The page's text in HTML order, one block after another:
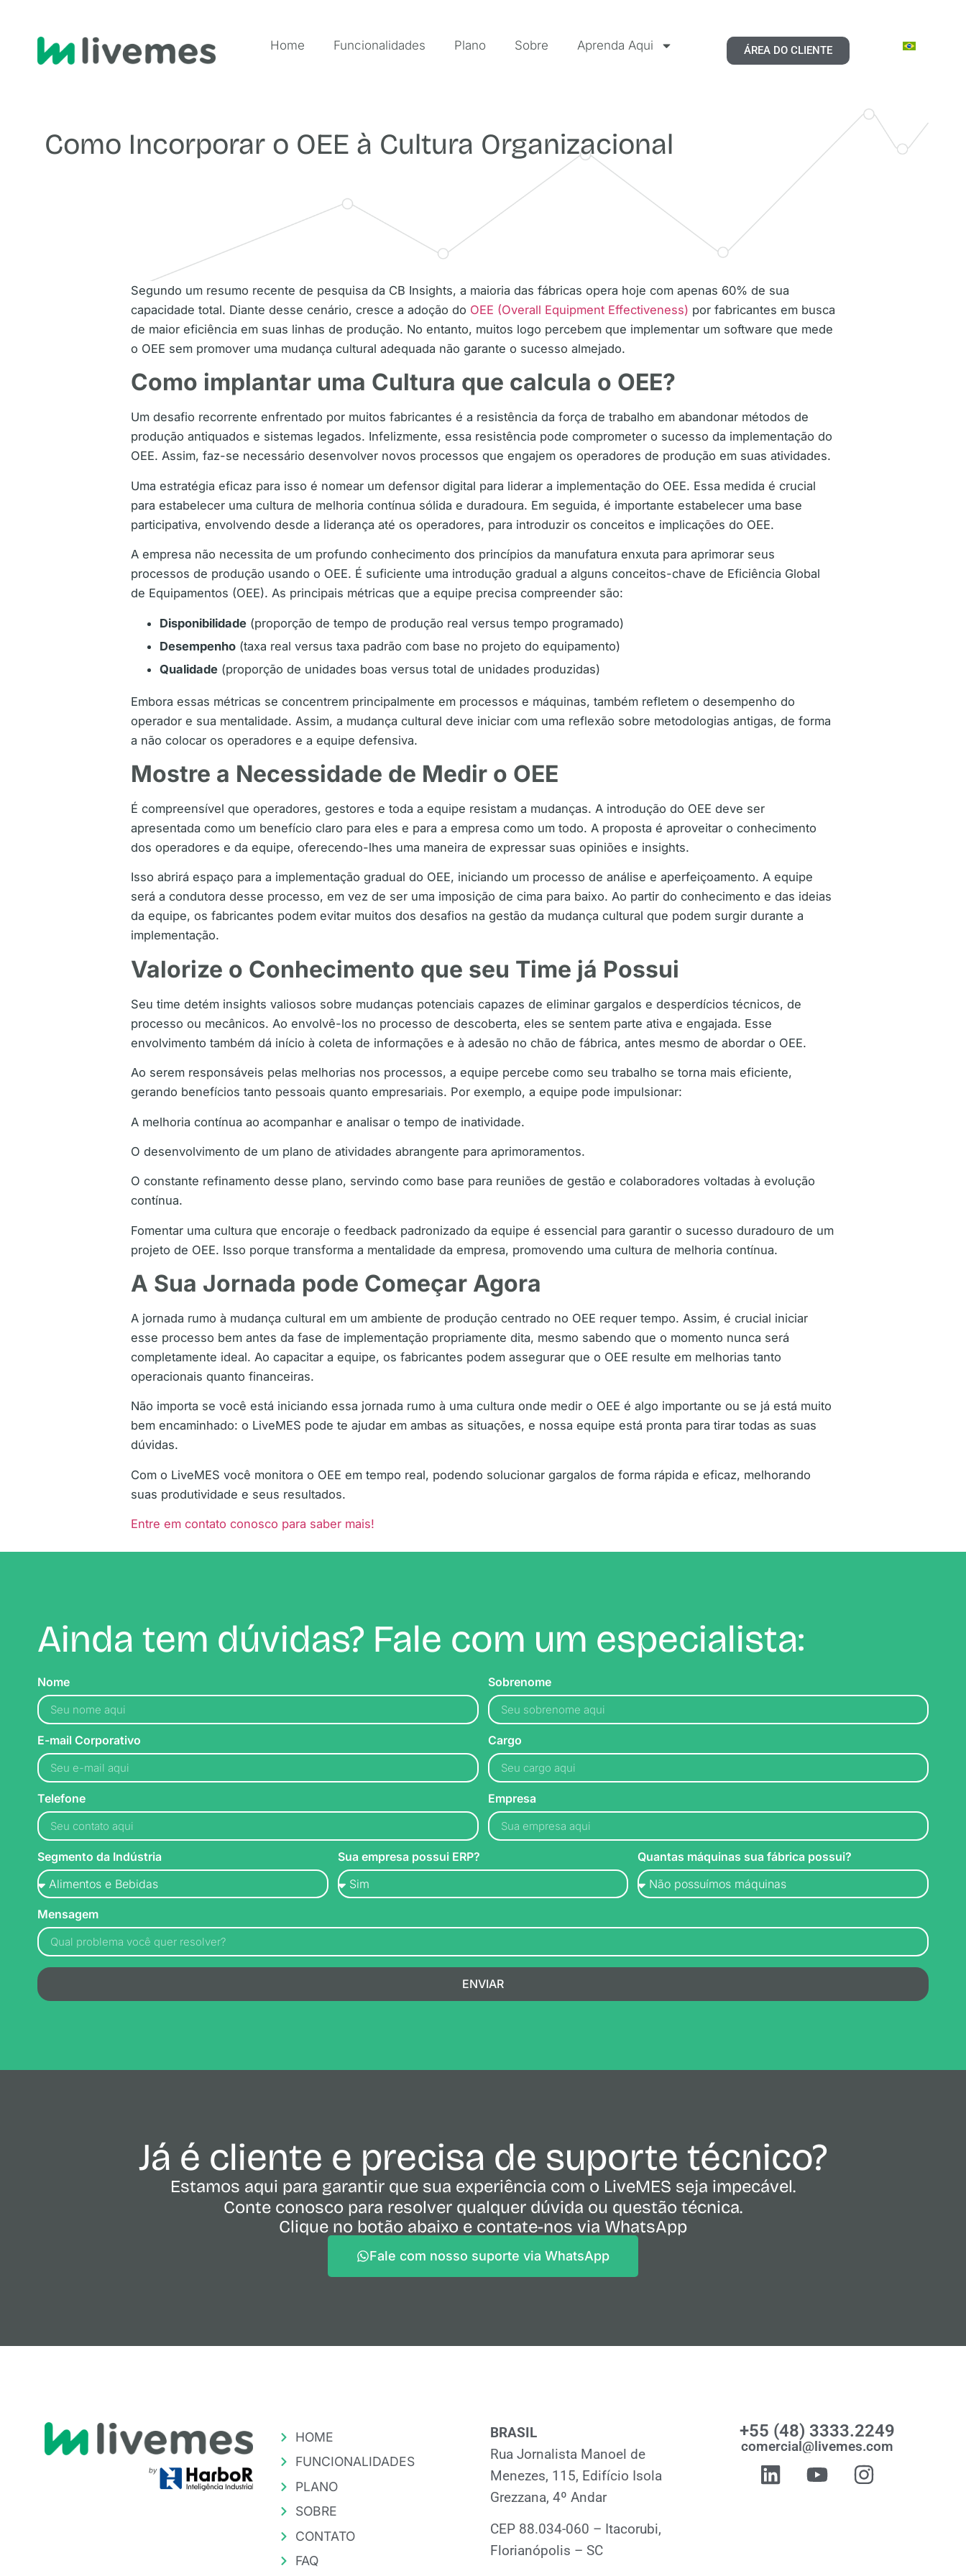
Home Funcionalidades Plano Sobre Aprenda Aqui ÁREA DO CLIENTE
Como Incorporar o OEE à Cultura Organizacional
Segundo um resumo recente de pesquisa da CB Insights, a maioria das fábricas opera hoje com apenas 60% de sua
capacidade total. Diante desse cenário, cresce a adoção do OEE (Overall Equipment Effectiveness) por fabricantes em busca
de maior eficiência em suas linhas de produção. No entanto, muitos logo percebem que implementar um software que mede
o OEE sem promover uma mudança cultural adequada não garante o sucesso almejado.
Como implantar uma Cultura que calcula o OEE?
Um desafio recorrente enfrentado por muitos fabricantes é a resistência da força de trabalho em abandonar métodos de
produção antiquados e sistemas legados. Infelizmente, essa resistência pode comprometer o sucesso da implementação do
OEE. Assim, faz-se necessário desenvolver novos processos que engajem os operadores de produção em suas atividades.
Uma estratégia eficaz para isso é nomear um defensor digital para liderar a implementação do OEE. Essa medida é crucial
para estabelecer uma cultura de melhoria contínua sólida e duradoura. Em seguida, é importante estabelecer uma base
participativa, envolvendo desde a liderança até os operadores, para introduzir os conceitos e implicações do OEE.
A empresa não necessita de um profundo conhecimento dos princípios da manufatura enxuta para aprimorar seus
processos de produção usando o OEE. É suficiente uma introdução gradual a alguns conceitos-chave de Eficiência Global
de Equipamentos (OEE). As principais métricas que a equipe precisa compreender são:
Disponibilidade (proporção de tempo de produção real versus tempo programado)
Desempenho (taxa real versus taxa padrão com base no projeto do equipamento)
Qualidade (proporção de unidades boas versus total de unidades produzidas)
Embora essas métricas se concentrem principalmente em processos e máquinas, também refletem o desempenho do
operador e sua mentalidade. Assim, a mudança cultural deve iniciar com uma reflexão sobre metodologias antigas, de forma
a não colocar os operadores e a equipe defensiva.
Mostre a Necessidade de Medir o OEE
É compreensível que operadores, gestores e toda a equipe resistam a mudanças. A introdução do OEE deve ser
apresentada como um benefício claro para eles e para a empresa como um todo. A proposta é aproveitar o conhecimento
dos operadores e da equipe, oferecendo-lhes uma maneira de expressar suas opiniões e insights.
Isso abrirá espaço para a implementação gradual do OEE, iniciando um processo de análise e aperfeiçoamento. A equipe
será a condutora desse processo, em vez de ser uma imposição de cima para baixo. Ao partir do conhecimento e das ideias
da equipe, os fabricantes podem evitar muitos dos desafios na gestão da mudança cultural que podem surgir durante a
implementação.
Valorize o Conhecimento que seu Time já Possui
Seu time detém insights valiosos sobre mudanças potenciais capazes de eliminar gargalos e desperdícios técnicos, de
processo ou mecânicos. Ao envolvê-los no processo de descoberta, eles se sentem parte ativa e engajada. Esse
envolvimento também dá início à coleta de informações e à adesão no chão de fábrica, antes mesmo de abordar o OEE.
Ao serem responsáveis pelas melhorias nos processos, a equipe percebe como seu trabalho se torna mais eficiente,
gerando benefícios tanto pessoais quanto empresariais. Por exemplo, a equipe pode impulsionar:
A melhoria contínua ao acompanhar e analisar o tempo de inatividade.
O desenvolvimento de um plano de atividades abrangente para aprimoramentos.
O constante refinamento desse plano, servindo como base para reuniões de gestão e colaboradores voltadas à evolução
contínua.
Fomentar uma cultura que encoraje o feedback padronizado da equipe é essencial para garantir o sucesso duradouro de um
projeto de OEE. Isso porque transforma a mentalidade da empresa, promovendo uma cultura de melhoria contínua.
A Sua Jornada pode Começar Agora
A jornada rumo à mudança cultural em um ambiente de produção centrado no OEE requer tempo. Assim, é crucial iniciar
esse processo bem antes da fase de implementação propriamente dita, mesmo sabendo que o momento nunca será
completamente ideal. Ao capacitar a equipe, os fabricantes podem assegurar que o OEE resulte em melhorias tanto
operacionais quanto financeiras.
Não importa se você está iniciando essa jornada rumo à uma cultura onde medir o OEE é algo importante ou se já está muito
bem encaminhado: o LiveMES pode te ajudar em ambas as situações, e nossa equipe está pronta para tirar todas as suas
dúvidas.
Com o LiveMES você monitora o OEE em tempo real, podendo solucionar gargalos de forma rápida e eficaz, melhorando
suas produtividade e seus resultados.
Entre em contato conosco para saber mais!
Ainda tem dúvidas? Fale com um especialista:
Nome Sobrenome
E-mail Corporativo Cargo
Telefone Empresa
Segmento da Indústria Sua empresa possui ERP? Quantas máquinas sua fábrica possui?
Mensagem
ENVIAR
Já é cliente e precisa de suporte técnico?
Estamos aqui para garantir que sua experiência com o LiveMES seja impecável.
Conte conosco para resolver qualquer dúvida ou questão técnica.
Clique no botão abaixo e contate-nos via WhatsApp
Fale com nosso suporte via WhatsApp
HOME
FUNCIONALIDADES
PLANO
SOBRE
CONTATO
FAQ
BRASIL
Rua Jornalista Manoel de
Menezes, 115, Edifício Isola
Grezzana, 4º Andar
CEP 88.034-060 – Itacorubi,
Florianópolis – SC
+55 (48) 3333.2249
comercial@livemes.com